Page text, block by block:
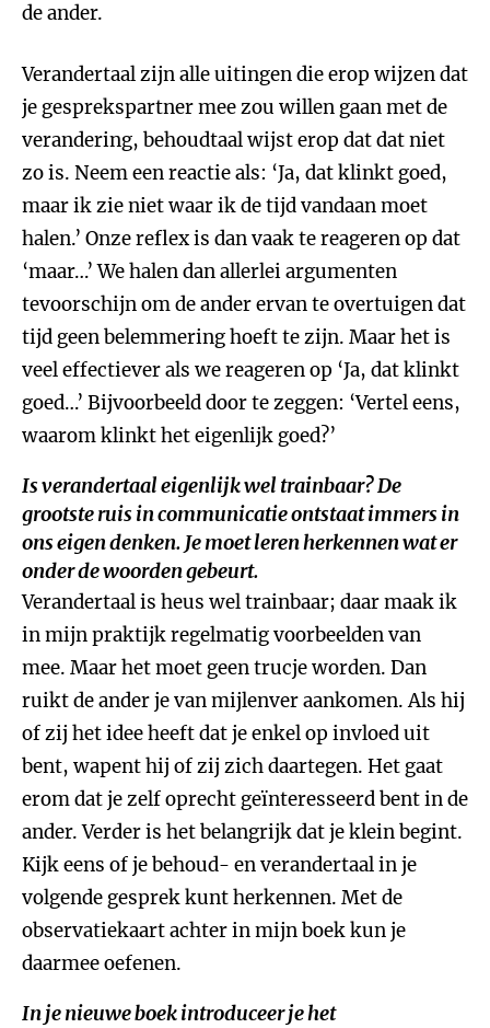
de ander.
Verandertaal zijn alle uitingen die erop wijzen dat
je gesprekspartner mee zou willen gaan met de
verandering, behoudtaal wijst erop dat dat niet
zo is. Neem een reactie als: ‘Ja, dat klinkt goed,
maar ik zie niet waar ik de tijd vandaan moet
halen.’ Onze reflex is dan vaak te reageren op dat
‘maar…’ We halen dan allerlei argumenten
tevoorschijn om de ander ervan te overtuigen dat
tijd geen belemmering hoeft te zijn. Maar het is
veel effectiever als we reageren op ‘Ja, dat klinkt
goed…’ Bijvoorbeeld door te zeggen: ‘Vertel eens,
waarom klinkt het eigenlijk goed?’
Is verandertaal eigenlijk wel trainbaar? De
grootste ruis in communicatie ontstaat immers in
ons eigen denken. Je moet leren herkennen wat er
onder de woorden gebeurt.
Verandertaal is heus wel trainbaar; daar maak ik
in mijn praktijk regelmatig voorbeelden van
mee. Maar het moet geen trucje worden. Dan
ruikt de ander je van mijlenver aankomen. Als hij
of zij het idee heeft dat je enkel op invloed uit
bent, wapent hij of zij zich daartegen. Het gaat
erom dat je zelf oprecht geïnteresseerd bent in de
ander. Verder is het belangrijk dat je klein begint.
Kijk eens of je behoud- en verandertaal in je
volgende gesprek kunt herkennen. Met de
observatiekaart achter in mijn boek kun je
daarmee oefenen.
In je nieuwe boek introduceer je het